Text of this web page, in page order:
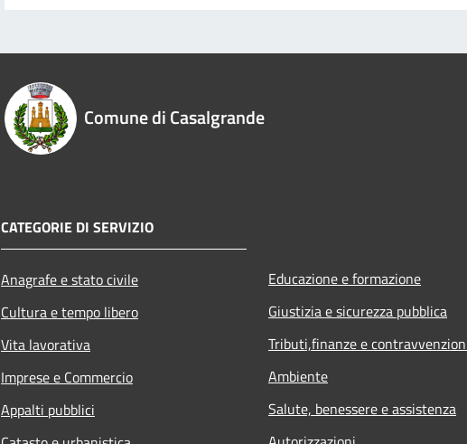
Comune di Casalgrande
CATEGORIE DI SERVIZIO
Anagrafe e stato civile
Cultura e tempo libero
Vita lavorativa
Imprese e Commercio
Appalti pubblici
Educazione e formazione
Giustizia e sicurezza pubblica
Tributi,finanze e
Ambiente
Salute, benessere e assistenza